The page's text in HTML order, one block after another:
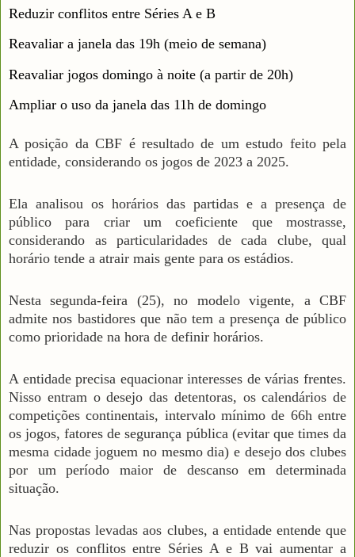
Reduzir conflitos entre Séries A e B
Reavaliar a janela das 19h (meio de semana)
Reavaliar jogos domingo à noite (a partir de 20h)
Ampliar o uso da janela das 11h de domingo
A posição da CBF é resultado de um estudo feito pela
entidade, considerando os jogos de 2023 a 2025.
Ela analisou os horários das partidas e a presença de
público para criar um coeficiente que mostrasse,
considerando as particularidades de cada clube, qual
horário tende a atrair mais gente para os estádios.
Nesta segunda-feira (25), no modelo vigente, a CBF
admite nos bastidores que não tem a presença de público
como prioridade na hora de definir horários.
A entidade precisa equacionar interesses de várias frentes.
Nisso entram o desejo das detentoras, os calendários de
competições continentais, intervalo mínimo de 66h entre
os jogos, fatores de segurança pública (evitar que times da
mesma cidade joguem no mesmo dia) e desejo dos clubes
por um período maior de descanso em determinada
situação.
Nas propostas levadas aos clubes, a entidade entende que
reduzir os conflitos entre Séries A e B vai aumentar a